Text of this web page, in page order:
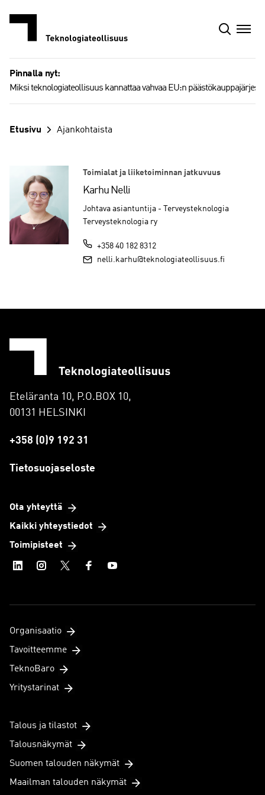
Pinnalla nyt:
Miksi teknologiateollisuus kannattaa vahvaa EU:n
Etusivu Ajankohtaista
Toimialat ja liiketoiminnan jatkuvuus
Karhu Nelli
Johtava asiantuntija - Terveysteknologia
Terveysteknologia ry
+358 40 182 8312
nelli.karhu@teknologiateollisuus.fi
Eteläranta 10, P.O.BOX 10,
00131 HELSINKI
+358 (0)9 192 31
Tietosuojaseloste
Ota yhteyttä
Kaikki yhteystiedot
Toimipisteet
Organisaatio
Tavoitteemme
TeknoBaro
Yritystarinat
Talous ja tilastot
Talousnäkymät
Suomen talouden näkymät
Maailman talouden näkymät